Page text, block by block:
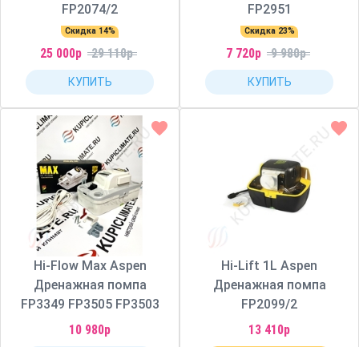
FP2074/2
Скидка 14%
25 000р 29 110р
КУПИТЬ
FP2951
Скидка 23%
7 720р 9 980р
КУПИТЬ
Hi-Flow Max Aspen
Дренажная помпа
FP3349 FP3505 FP3503
10 980р
Hi-Lift 1L Aspen
Дренажная помпа
FP2099/2
13 410р